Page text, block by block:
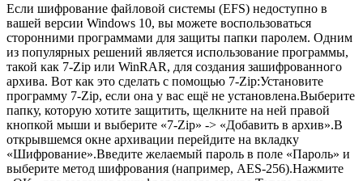
Если шифрование файловой системы (EFS) недоступно в
вашей версии Windows 10, вы можете воспользоваться
сторонними программами для защиты папки паролем. Одним
из популярных решений является использование программы,
такой как 7-Zip или WinRAR, для создания зашифрованного
архива. Вот как это сделать с помощью 7-Zip:Установите
программу 7-Zip, если она у вас ещё не установлена.Выберите
папку, которую хотите защитить, щелкните на ней правой
кнопкой мыши и выберите «7-Zip» -> «Добавить в архив».В
открывшемся окне архивации перейдите на вкладку
«Шифрование».Введите желаемый пароль в поле «Пароль» и
выберите метод шифрования (например, AES-256).Нажмите